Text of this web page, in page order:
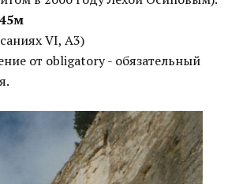
VI, A3)
от obligatory - обязательный